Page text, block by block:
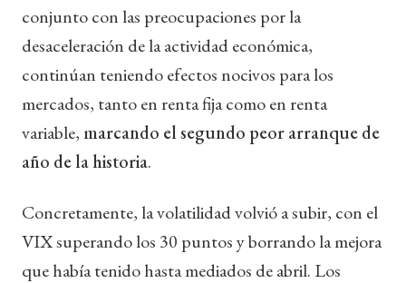
conjunto con las preocupaciones por la
desaceleración de la actividad económica,
continúan teniendo efectos nocivos para los
mercados, tanto en renta fija como en renta
variable, marcando el segundo peor arranque de
año de la historia.
Concretamente, la volatilidad volvió a subir, con el
VIX superando los 30 puntos y borrando la mejora
que había tenido hasta mediados de abril. Los